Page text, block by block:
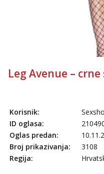
tel:0,93€ -
Čekam tvoj
064/677-677-
064/677-677
tel:0,93€ -
Anđela
Čekam tvoj poziv!
064/677-677-
Leg Avenue –
Korisnik:
ID oglasa:
Oglas predan:
Broj prikazivanja:
3108
Regija: